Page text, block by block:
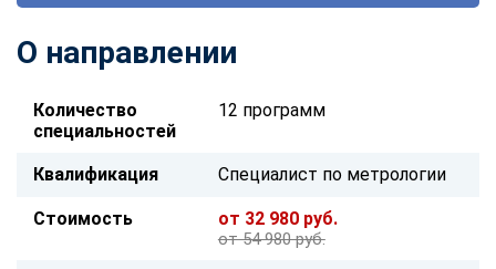
О направлении
Количество
специальностей
12 программ
Квалификация Специалист по метрологии
Стоимость от 32 980 руб.
от 54 980 руб.